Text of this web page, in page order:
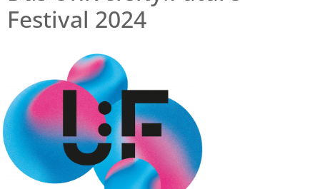
Festival 2024